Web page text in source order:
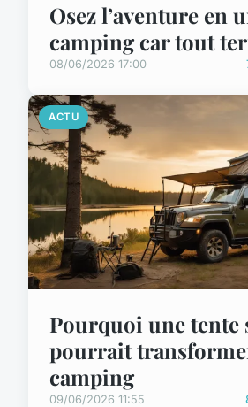
Osez l’aventure en
camping car tout
08/06/2026 17:00
ACTU
Pourquoi une tente
pourrait
camping
09/06/2026 11:55